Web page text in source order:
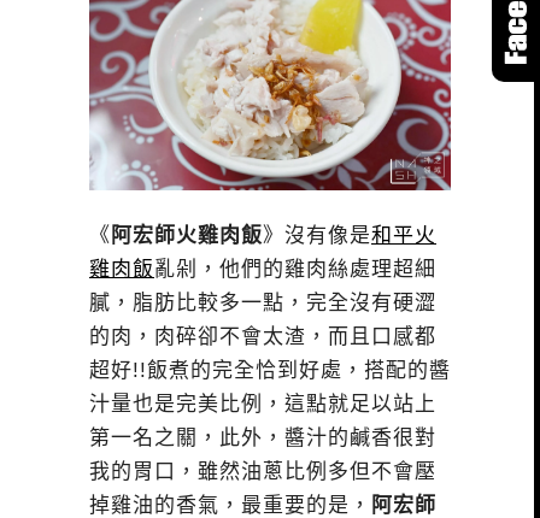
《 阿宏師火雞肉飯》沒有像是和平火
雞肉飯亂剁，他們的雞肉絲處理超細
膩，脂肪比較多一點，完全沒有硬澀
的肉，肉碎卻不會太渣，而且口感都
超好!!飯煮的完全恰到好處，搭配的醬
汁量也是完美比例，這點就足以站上
第一名之關，此外，醬汁的鹹香很對
我的胃口，雖然油蔥比例多但不會壓
掉雞油的香氣，最重要的是， 阿宏師